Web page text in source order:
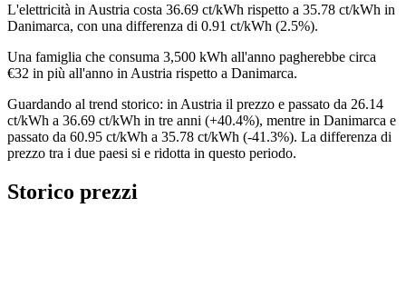
L'elettricità in Austria costa 36.69 ct/kWh rispetto a 35.78 ct/kWh in
Danimarca, con una differenza di 0.91 ct/kWh (2.5%).
Una famiglia che consuma 3,500 kWh all'anno pagherebbe circa
€32 in più all'anno in Austria rispetto a Danimarca.
Guardando al trend storico: in Austria il prezzo e passato da 26.14
ct/kWh a 36.69 ct/kWh in tre anni (+40.4%), mentre in Danimarca e
passato da 60.95 ct/kWh a 35.78 ct/kWh (-41.3%). La differenza di
prezzo tra i due paesi si e ridotta in questo periodo.
Storico prezzi